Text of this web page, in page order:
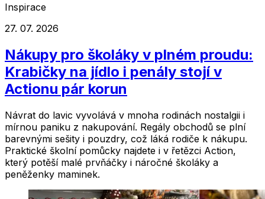
Inspirace
27. 07. 2026
Nákupy pro školáky v plném proudu:
Krabičky na jídlo i penály stojí v
Actionu pár korun
Návrat do lavic vyvolává v mnoha rodinách nostalgii i
mírnou paniku z nakupování. Regály obchodů se plní
barevnými sešity i pouzdry, což láká rodiče k nákupu.
Praktické školní pomůcky najdete i v řetězci Action,
který potěší malé prvňáčky i náročné školáky a
peněženky maminek.